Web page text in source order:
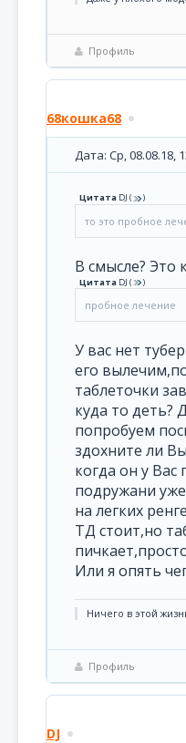
Профиль
68кошка68
Дата: Ср, 08.08.18,
Цитата DJ ( )
то это пробное
В смысле? Это
Цитата DJ ( )
пробное лечение
У вас нет
его
таблеточки
куда то деть?
попробуем
здохните ли
когда он у Вас
подружани
на легких
ТД стоит,но
Или я опять
Ничего в этой
Профиль
DJ